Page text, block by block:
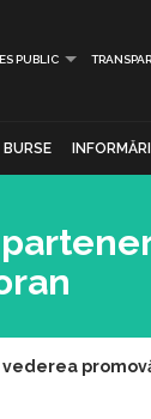
PUBLIC
BURSE INFORMĂRI